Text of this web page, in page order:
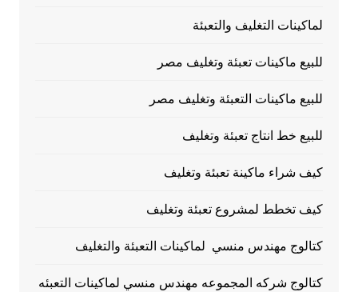
لماكينات التغليف والتعبئة
للبيع ماكينات تعبئة وتغليف مصر
للبيع ماكينات التعبئة وتغليف مصر
للبيع خط انتاج تعبئة وتغليف
كيف شراء ماكينة تعبئة وتغليف
كيف تخطط لمشروع تعبئة وتغليف
كتالوج مهندس منسي لماكينات التعبئة والتغليف
كتالوج شركه المجموعه مهندس منسي لماكينات التعبئه